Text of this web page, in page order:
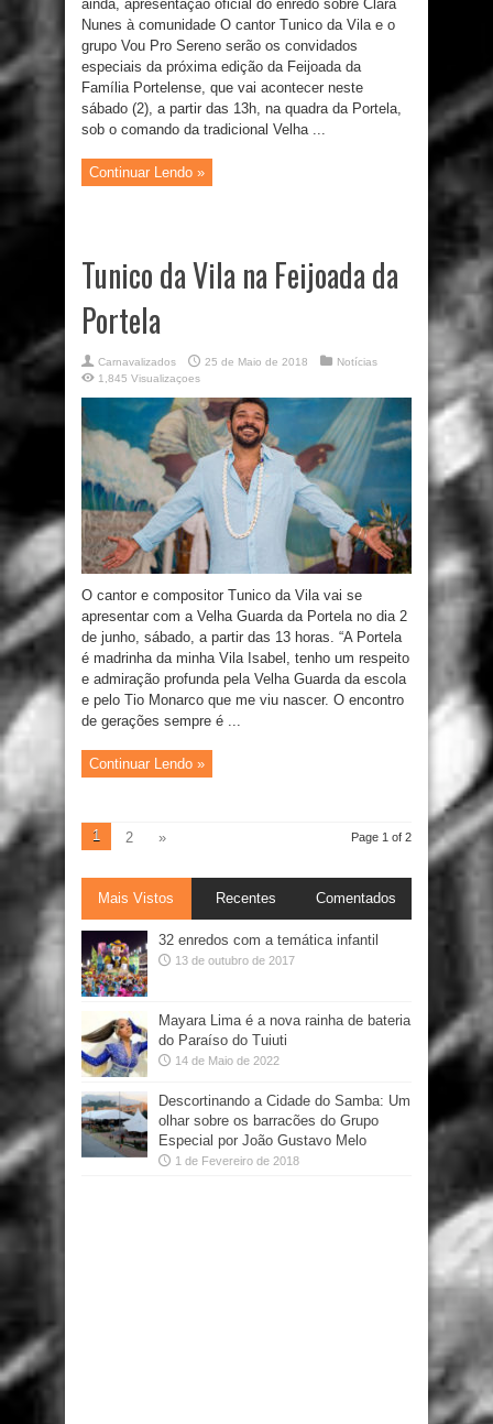
ainda, apresentação oficial do enredo sobre Clara
Nunes à comunidade O cantor Tunico da Vila e o
grupo Vou Pro Sereno serão os convidados
especiais da próxima edição da Feijoada da
Família Portelense, que vai acontecer neste
sábado (2), a partir das 13h, na quadra da Portela,
sob o comando da tradicional Velha ...
Continuar Lendo »
Tunico da Vila na Feijoada da
Portela
Carnavalizados 25 de Maio de 2018
Notícias
1,845 Visualizaçoes
O cantor e compositor Tunico da Vila vai se
apresentar com a Velha Guarda da Portela no dia 2
de junho, sábado, a partir das 13 horas. “A Portela
é madrinha da minha Vila Isabel, tenho um respeito
e admiração profunda pela Velha Guarda da escola
e pelo Tio Monarco que me viu nascer. O encontro
de gerações sempre é ...
Continuar Lendo »
Page 1 of 2
1 2 »
Mais Vistos Recentes Comentados
32 enredos com a temática infantil
13 de outubro de 2017
Mayara Lima é a nova rainha de bateria
do Paraíso do Tuiuti
14 de Maio de 2022
Descortinando a Cidade do Samba: Um
olhar sobre os barracões do Grupo
Especial por João Gustavo Melo
1 de Fevereiro de 2018